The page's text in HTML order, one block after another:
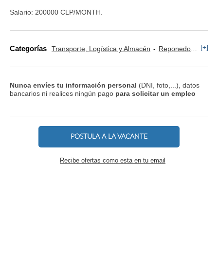
Salario: 200000 CLP/MONTH.
Categorías Transporte, Logística y Almacén Reponedor y Cajero [+]
Nunca envíes tu información personal (DNI, foto,...), datos
bancarios ni realices ningún pago para solicitar un empleo
POSTULA A LA VACANTE
Recibe ofertas como esta en tu email